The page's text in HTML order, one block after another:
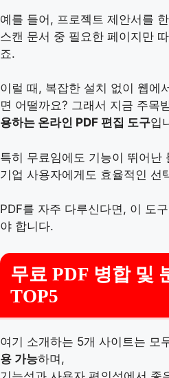
예를 들어, 프로젝트 제안서를
스캔 문서 중 필요한 페이지만
죠.
이럴 때, 복잡한 설치 없이 웹에
면 어떨까요? 그래서 지금 주목
용하는 온라인 PDF 편집 도구입
특히 무료임에도 기능이 뛰어난
기업 사용자에게도 효율적인 선
PDF를 자주 다루신다면, 이 도
야 합니다.
무료 PDF 병합 및
TOP5
여기 소개하는 5개 사이트는 모
용 가능하며,